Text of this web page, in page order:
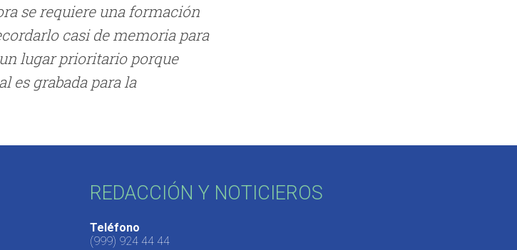
se requiere una formación
casi de memoria para
lugar prioritario porque
es grabada para la
REDACCIÓN Y NOTICIEROS
Teléfono
(999) 924 44 44